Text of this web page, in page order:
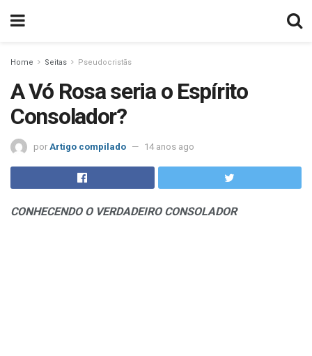
Home Seitas Pseudocristãs
A Vó Rosa seria o Espírito
Consolador?
por Artigo compilado 14 anos ago
CONHECENDO O VERDADEIRO CONSOLADOR